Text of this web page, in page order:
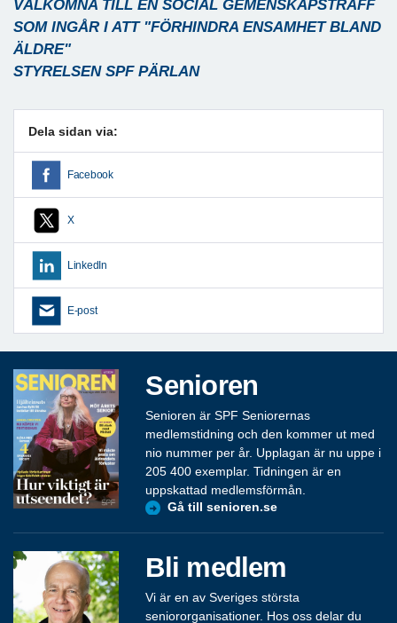
VÄLKOMNA TILL EN SOCIAL GEMENSKAPSTRÄFF
SOM INGÅR I ATT "FÖRHINDRA ENSAMHET BLAND
ÄLDRE"
STYRELSEN SPF PÄRLAN
Dela sidan via:
Facebook
X
LinkedIn
E-post
Senioren
Senioren är SPF Seniorernas
medlemstidning och den kommer ut med
nio nummer per år. Upplagan är nu uppe i
205 400 exemplar. Tidningen är en
uppskattad medlemsförmån.
Gå till senioren.se
Bli medlem
Vi är en av Sveriges största
seniororganisationer. Hos oss delar du